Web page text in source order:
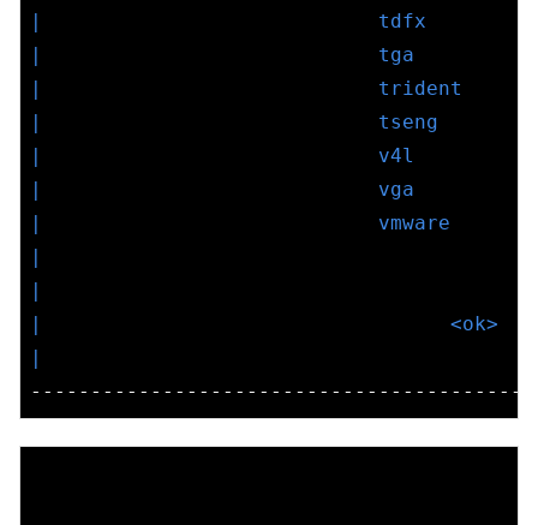
|                            tdfx
|                            tga
|                            trident
|                            tseng
|                            v4l
|                            vga
|                            vmware
|
|
|                                  <ok>
|